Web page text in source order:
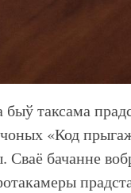
таксама
«Код
бачанне